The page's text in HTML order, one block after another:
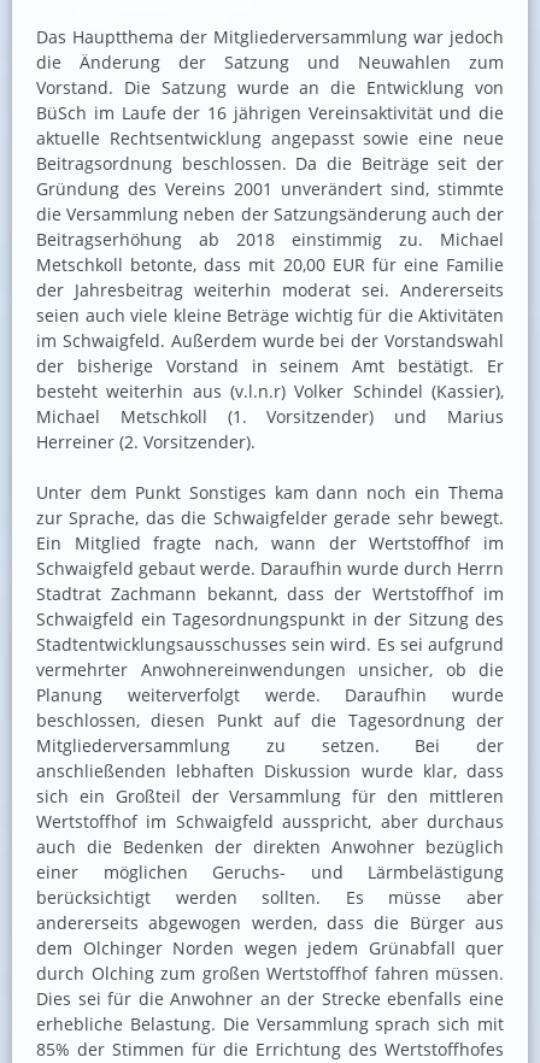
Das Hauptthema der Mitgliederversammlung war jedoch
die Änderung der Satzung und Neuwahlen zum
Vorstand. Die Satzung wurde an die Entwicklung von
BüSch im Laufe der 16 jährigen Vereinsaktivität und die
aktuelle Rechtsentwicklung angepasst sowie eine neue
Beitragsordnung beschlossen. Da die Beiträge seit der
Gründung des Vereins 2001 unverändert sind, stimmte
die Versammlung neben der Satzungsänderung auch der
Beitragserhöhung ab 2018 einstimmig zu. Michael
Metschkoll betonte, dass mit 20,00 EUR für eine Familie
der Jahresbeitrag weiterhin moderat sei. Andererseits
seien auch viele kleine Beträge wichtig für die Aktivitäten
im Schwaigfeld. Außerdem wurde bei der Vorstandswahl
der bisherige Vorstand in seinem Amt bestätigt. Er
besteht weiterhin aus (v.l.n.r) Volker Schindel (Kassier),
Michael Metschkoll (1. Vorsitzender) und Marius
Herreiner (2. Vorsitzender).
Unter dem Punkt Sonstiges kam dann noch ein Thema
zur Sprache, das die Schwaigfelder gerade sehr bewegt.
Ein Mitglied fragte nach, wann der Wertstoffhof im
Schwaigfeld gebaut werde. Daraufhin wurde durch Herrn
Stadtrat Zachmann bekannt, dass der Wertstoffhof im
Schwaigfeld ein Tagesordnungspunkt in der Sitzung des
Stadtentwicklungsausschusses sein wird. Es sei aufgrund
vermehrter Anwohnereinwendungen unsicher, ob die
Planung weiterverfolgt werde. Daraufhin wurde
beschlossen, diesen Punkt auf die Tagesordnung der
Mitgliederversammlung zu setzen. Bei der
anschließenden lebhaften Diskussion wurde klar, dass
sich ein Großteil der Versammlung für den mittleren
Wertstoffhof im Schwaigfeld ausspricht, aber durchaus
auch die Bedenken der direkten Anwohner bezüglich
einer möglichen Geruchs- und Lärmbelästigung
berücksichtigt werden sollten. Es müsse aber
andererseits abgewogen werden, dass die Bürger aus
dem Olchinger Norden wegen jedem Grünabfall quer
durch Olching zum großen Wertstoffhof fahren müssen.
Dies sei für die Anwohner an der Strecke ebenfalls eine
erhebliche Belastung. Die Versammlung sprach sich mit
85% der Stimmen für die Errichtung des Wertstoffhofes